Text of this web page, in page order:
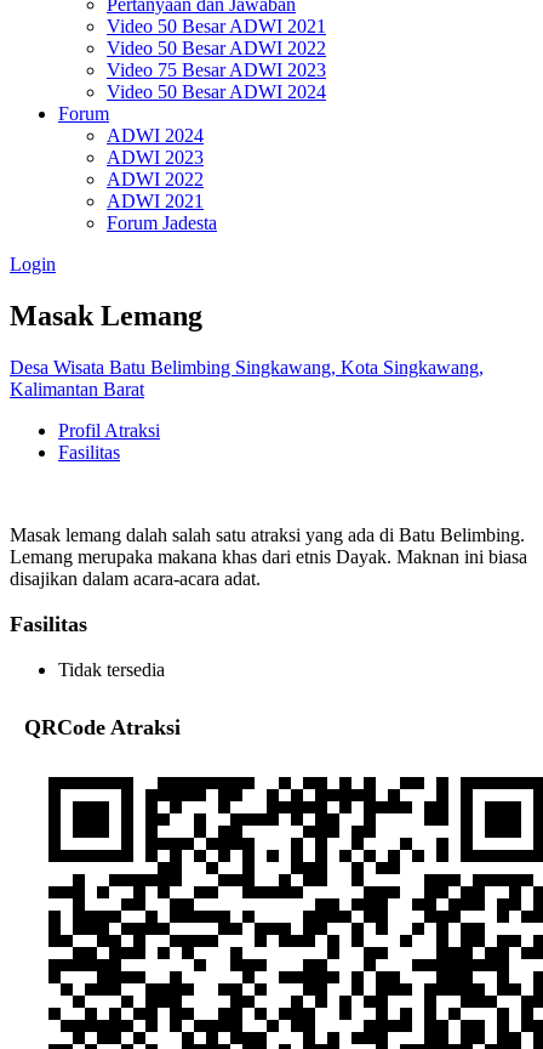
Pertanyaan dan Jawaban
Video 50 Besar ADWI 2021
Video 50 Besar ADWI 2022
Video 75 Besar ADWI 2023
Video 50 Besar ADWI 2024
Forum
ADWI 2024
ADWI 2023
ADWI 2022
ADWI 2021
Forum Jadesta
Login
Masak Lemang
Desa Wisata Batu Belimbing Singkawang, Kota Singkawang,
Kalimantan Barat
Profil Atraksi
Fasilitas
Masak lemang dalah salah satu atraksi yang ada di Batu Belimbing.
Lemang merupaka makana khas dari etnis Dayak. Maknan ini biasa
disajikan dalam acara-acara adat.
Fasilitas
Tidak tersedia
QRCode Atraksi